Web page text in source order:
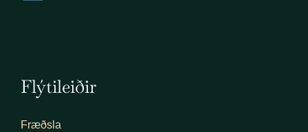
Flýtileiðir
Fræðsla